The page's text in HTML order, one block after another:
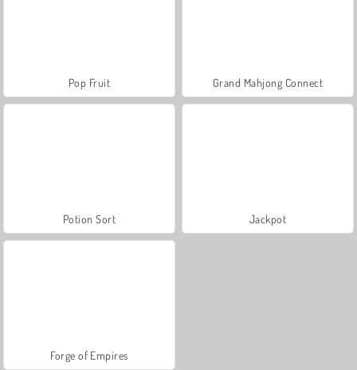
Pop Fruit Grand Mahjong Connect
Potion Sort Jackpot
Forge of Empires